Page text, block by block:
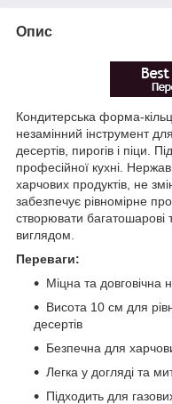
Опис
Кондитерська форма-
незамінний інструмент для
десертів, пирогів і піци.
професійної кухні.
харчових продуктів, не
забезпечує рівномірне
створювати багатошарові
виглядом.
Переваги:
Міцна та довговічна
Висота 10 см для
десертів
Безпечна для
Легка у догляді та
Підходить для